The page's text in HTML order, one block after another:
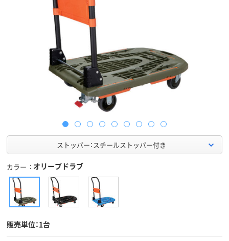
ストッパー：スチールストッパー付き
カラー オリーブドラブ
販売単位：1台